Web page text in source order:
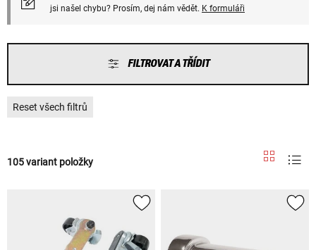
jsi našel chybu? Prosím, dej nám vědět. K formuláři
FILTROVAT A TŘÍDIT
Reset všech filtrů
105 variant položky